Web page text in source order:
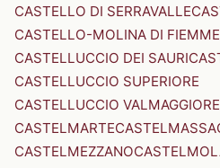
CASTELLO DI SERRAVALLE
CASTELLO-MOLINA DI FIEMME
CASTELLUCCIO DEI SAURI
CASTELLUCCIO SUPERIORE
CASTELLUCCIO VALMAGGIORE
CASTELMARTECASTELMASSA
CASTELMEZZANO